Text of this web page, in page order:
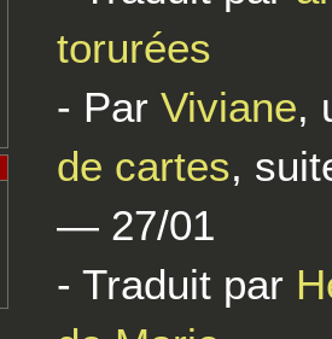
torurées
- Par Viviane,
de cartes,
— 27/01
- Traduit par